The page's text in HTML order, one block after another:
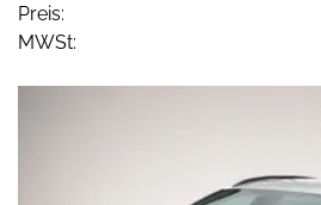
Preis:
MWSt: